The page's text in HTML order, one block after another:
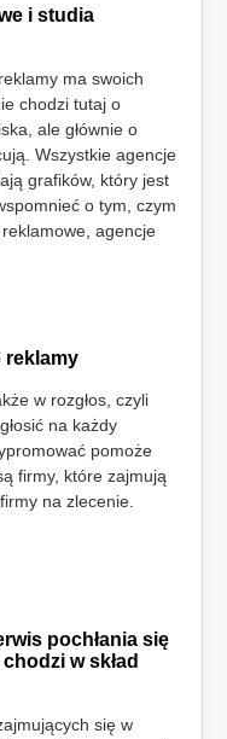
i studia
ma swoich
chodzi tutaj o
ale głównie o
Wszystkie agencje
grafików, który jest
o tym, czym
agencje
reklamy
w rozgłos, czyli
na każdy
pomoże
firmy, które zajmują
na zlecenie.
pochłania się
w skład
się w